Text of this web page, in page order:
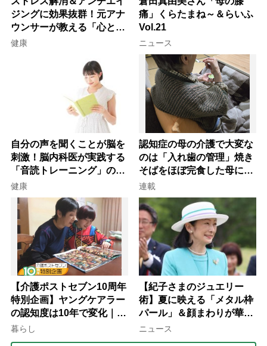
ジングに効果抜群！元アナ
ウンサーが教える「心と体
を元気にする音読の習慣」
健康
痛」くらたまね～＆らいふ
Vol.21
ニュース
自分の声を聞くことが脳を
刺激！脳内科医が実践する
「音読トレーニング」の極
意
健康
認知症の母の介護で大変な
のは「入れ歯の管理」焼き
そばをほぼ完食した母に息
子が血の気が引いた理由
連載
【介護ポストセブン10周年
特別企画】ヤングケアラー
の認知度は10年で変化｜流
行語大賞にノミネート、法
暮らし
【紀子さまのジュエリー
術】夏に映える「メタル枠
パール」＆顔まわりが華や
ぐ「揺れる一粒」の使い分
ニュース